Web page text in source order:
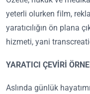
yeterli olurken film,
yaratıcılığın ön plana
hizmeti, yani
YARATICI ÇEVİRİ
Aslında günlük